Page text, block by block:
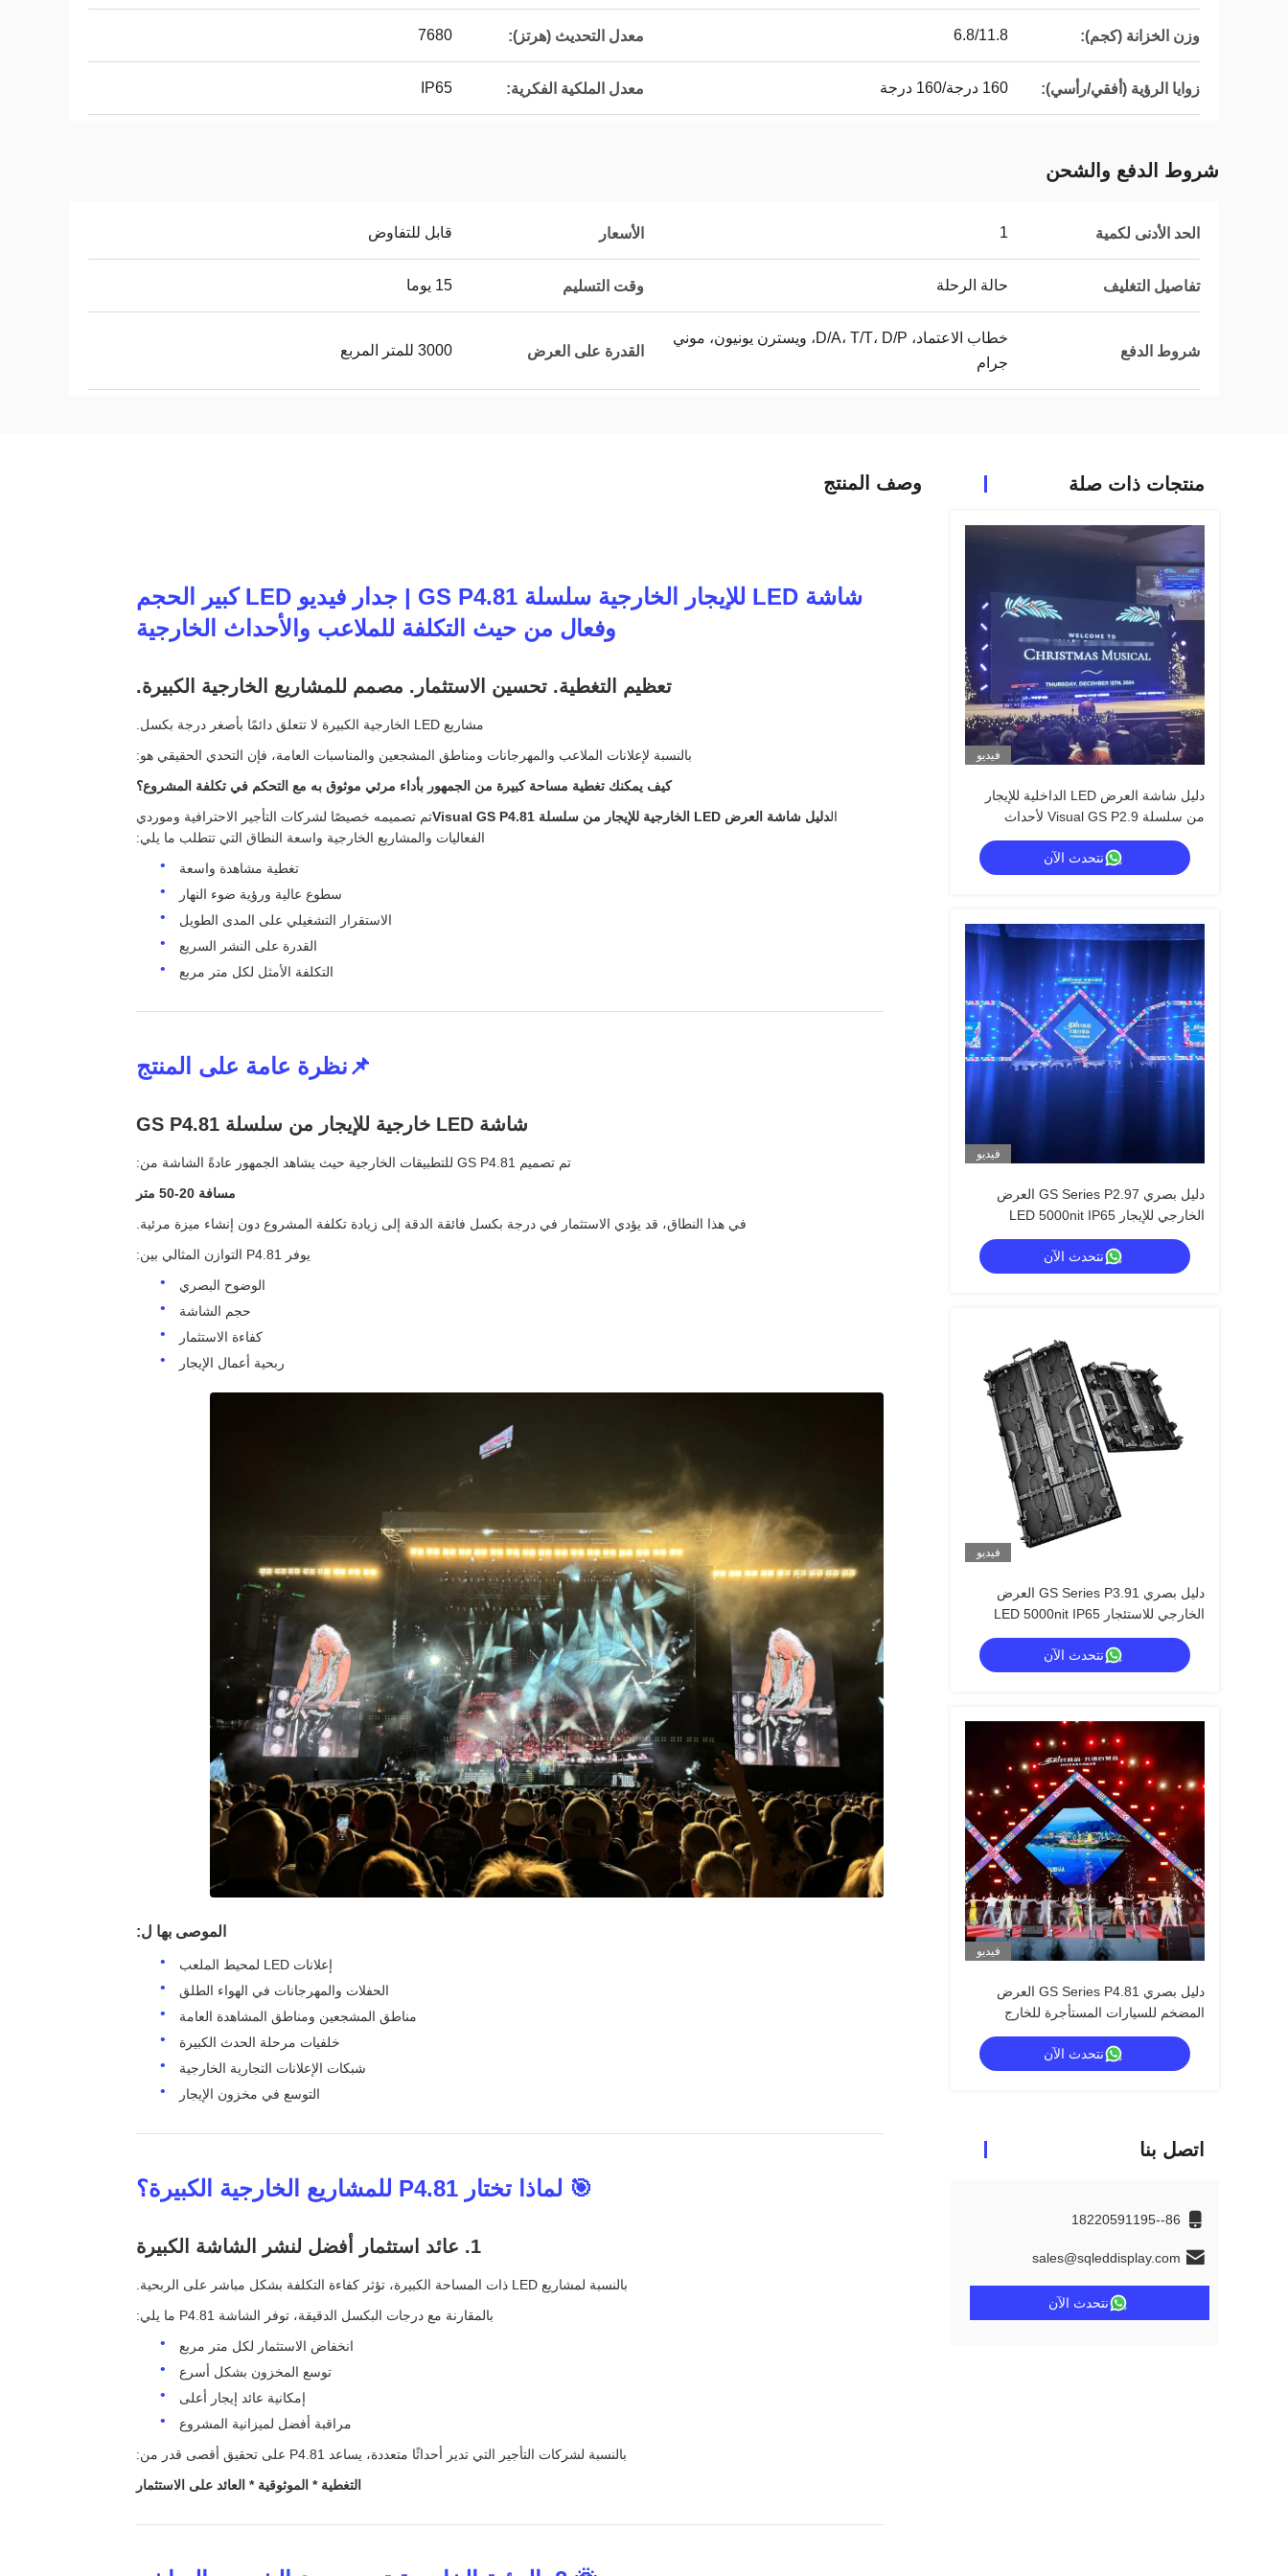
وزن الخزانة (كجم): 6.8/11.8 معدل التحديث (هرتز): 7680
زوايا الرؤية (أفقي/رأسي): 160 درجة/160 درجة معدل الملكية الفكرية: IP65
شروط الدفع والشحن
الحد الأدنى لكمية 1 الأسعار قابل للتفاوض
تفاصيل التغليف حالة الرحلة وقت التسليم 15 يوما
شروط الدفع
خطاب الاعتماد، D/A، T/T، D/P، ويسترن يونيون، موني
جرام
القدرة على العرض 3000 للمتر المربع
منتجات ذات صلة
فيديو
دليل شاشة العرض LED الداخلية للإيجار
من سلسلة Visual GS P2.9 لأحداث
المسرح المدمجة، 7680 هرتز بدون شاشة
سوداء CE
نتحدث الآن
فيديو
دليل بصري GS Series P2.97 العرض
الخارجي للإيجار LED 5000nit IP65
للإشارات الرقمية ، 7680Hz النسخ
الاحتياطي المزدوجنتحدث الآن
فيديو
دليل بصري GS Series P3.91 العرض
الخارجي للاستئجار LED 5000nit IP65
لحفلات موسيقية، 7680Hz النسخ الاحتياطي
المزدوج
نتحدث الآن
فيديو
دليل بصري GS Series P4.81 العرض
المضخم للسيارات المستأجرة للخارج
نتحدث الآن
اتصل بنا
86--18220591195
sales@sqleddisplay.com
نتحدث الآن
وصف المنتج
شاشة LED للإيجار الخارجية سلسلة GS P4.81 | جدار فيديو LED كبير الحجم
وفعال من حيث التكلفة للملاعب والأحداث الخارجية
تعظيم التغطية. تحسين الاستثمار. مصمم للمشاريع الخارجية الكبيرة.
مشاريع LED الخارجية الكبيرة لا تتعلق دائمًا بأصغر درجة بكسل.
بالنسبة لإعلانات الملاعب والمهرجانات ومناطق المشجعين والمناسبات العامة، فإن التحدي الحقيقي هو:
كيف يمكنك تغطية مساحة كبيرة من الجمهور بأداء مرئي موثوق به مع التحكم في تكلفة المشروع؟
الدليل شاشة العرض LED الخارجية للإيجار من سلسلة Visual GS P4.81
تم تصميمه خصيصًا لشركات التأجير الاحترافية وموردي
الفعاليات والمشاريع الخارجية واسعة النطاق التي تتطلب ما يلي:
تغطية مشاهدة واسعة
سطوع عالية ورؤية ضوء النهار
الاستقرار التشغيلي على المدى الطويل
القدرة على النشر السريع
التكلفة الأمثل لكل متر مربع
📌نظرة عامة على المنتج
شاشة LED خارجية للإيجار من سلسلة GS P4.81
تم تصميم GS P4.81 للتطبيقات الخارجية حيث يشاهد الجمهور عادةً الشاشة من:
مسافة 20-50 متر
في هذا النطاق، قد يؤدي الاستثمار في درجة بكسل فائقة الدقة إلى زيادة تكلفة المشروع دون إنشاء ميزة مرئية.
يوفر P4.81 التوازن المثالي بين:
الوضوح البصري
حجم الشاشة
كفاءة الاستثمار
ربحية أعمال الإيجار
الموصى بها ل:
إعلانات LED لمحيط الملعب
الحفلات والمهرجانات في الهواء الطلق
مناطق المشجعين ومناطق المشاهدة العامة
خلفيات مرحلة الحدث الكبيرة
شبكات الإعلانات التجارية الخارجية
التوسع في مخزون الإيجار
🎯 لماذا تختار P4.81 للمشاريع الخارجية الكبيرة؟
1. عائد استثمار أفضل لنشر الشاشة الكبيرة
بالنسبة لمشاريع LED ذات المساحة الكبيرة، تؤثر كفاءة التكلفة بشكل مباشر على الربحية.
بالمقارنة مع درجات البكسل الدقيقة، توفر الشاشة P4.81 ما يلي:
انخفاض الاستثمار لكل متر مربع
توسع المخزون بشكل أسرع
إمكانية عائد إيجار أعلى
مراقبة أفضل لميزانية المشروع
بالنسبة لشركات التأجير التي تدير أحداثًا متعددة، يساعد P4.81 على تحقيق أقصى قدر من:
التغطية * الموثوقية * العائد على الاستثمار